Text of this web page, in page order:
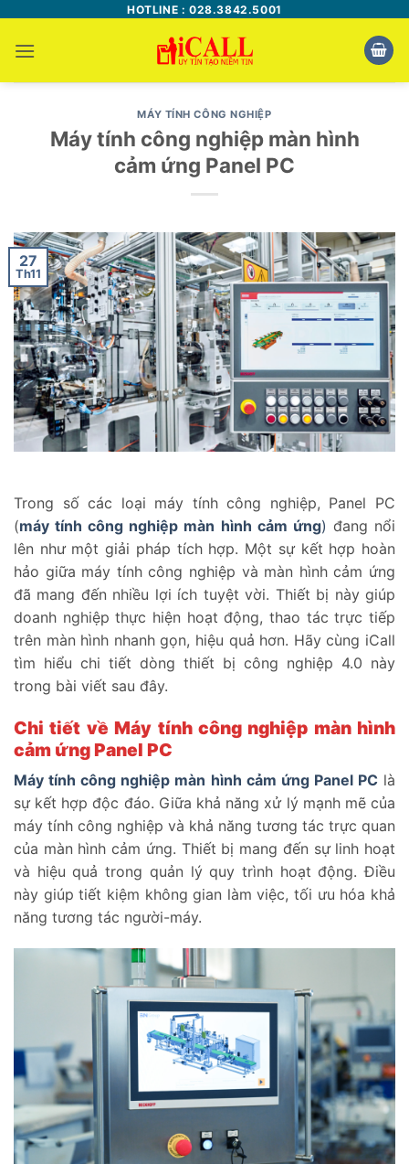
nội
dung
HOTLINE : 028.3842.5001
MÁY TÍNH CÔNG NGHIỆP
Máy tính công nghiệp màn hình
cảm ứng Panel PC
27
Th11
Trong số các loại máy tính công nghiệp, Panel PC
(máy tính công nghiệp màn hình cảm ứng) đang nổi
lên như một giải pháp tích hợp. Một sự kết hợp hoàn
hảo giữa máy tính công nghiệp và màn hình cảm ứng
đã mang đến nhiều lợi ích tuyệt vời. Thiết bị này giúp
doanh nghiệp thực hiện hoạt động, thao tác trực tiếp
trên màn hình nhanh gọn, hiệu quả hơn. Hãy cùng iCall
tìm hiểu chi tiết dòng thiết bị công nghiệp 4.0 này
trong bài viết sau đây.
Chi tiết về Máy tính công nghiệp màn hình
cảm ứng Panel PC
Máy tính công nghiệp màn hình cảm ứng Panel PC là
sự kết hợp độc đáo. Giữa khả năng xử lý mạnh mẽ của
máy tính công nghiệp và khả năng tương tác trực quan
của màn hình cảm ứng. Thiết bị mang đến sự linh hoạt
và hiệu quả trong quản lý quy trình hoạt động. Điều
này giúp tiết kiệm không gian làm việc, tối ưu hóa khả
năng tương tác người-máy.